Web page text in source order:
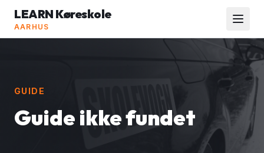
LEARN Køreskole
AARHUS
GUIDE
Guide ikke fundet